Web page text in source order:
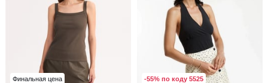
Финальная цена -55% по коду 5525